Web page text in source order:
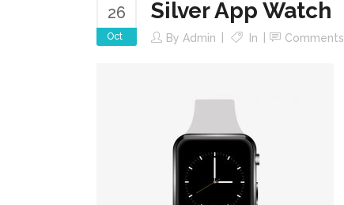
26
Oct
Silver App Watch
By Admin In Comments